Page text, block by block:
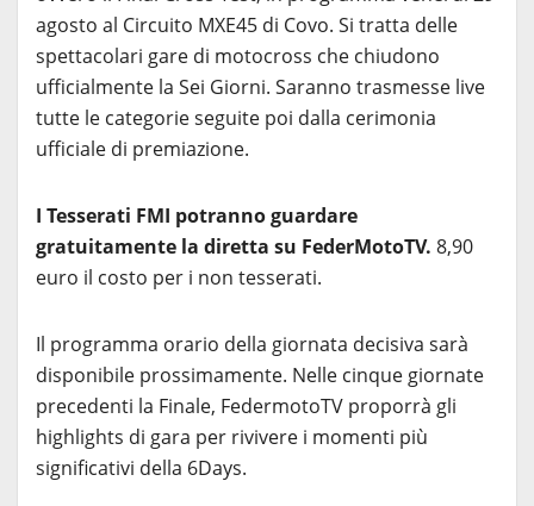
agosto al Circuito MXE45 di Covo. Si tratta delle
spettacolari gare di motocross che chiudono
ufficialmente la Sei Giorni. Saranno trasmesse live
tutte le categorie seguite poi dalla cerimonia
ufficiale di premiazione.
I Tesserati FMI potranno guardare
gratuitamente la diretta su FederMotoTV. 8,90
euro il costo per i non tesserati.
Il programma orario della giornata decisiva sarà
disponibile prossimamente. Nelle cinque giornate
precedenti la Finale, FedermotoTV proporrà gli
highlights di gara per rivivere i momenti più
significativi della 6Days.